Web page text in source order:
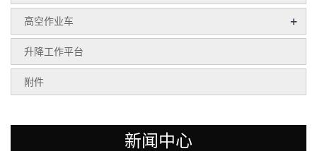
高空作业车 +
升降工作平台
附件
新闻中心